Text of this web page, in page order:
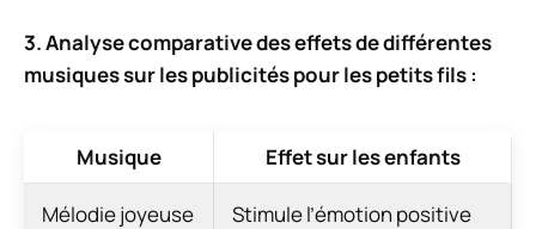
3. Analyse comparative des effets de différentes
musiques sur les publicités pour les petits fils :
Musique Effet sur les enfants
Mélodie joyeuse Stimule l’émotion positive